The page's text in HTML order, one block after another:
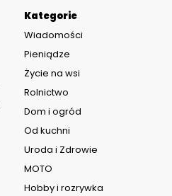
Kategorie
Wiadomości
Pieniądze
Życie na wsi
Rolnictwo
Dom i ogród
Od kuchni
Uroda i Zdrowie
MOTO
Hobby i rozrywka